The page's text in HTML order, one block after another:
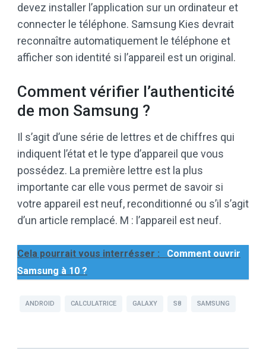
devez installer l’application sur un ordinateur et
connecter le téléphone. Samsung Kies devrait
reconnaître automatiquement le téléphone et
afficher son identité si l’appareil est un original.
Comment vérifier l’authenticité
de mon Samsung ?
Il s’agit d’une série de lettres et de chiffres qui
indiquent l’état et le type d’appareil que vous
possédez. La première lettre est la plus
importante car elle vous permet de savoir si
votre appareil est neuf, reconditionné ou s’il s’agit
d’un article remplacé. M : l’appareil est neuf.
Cela pourrait vous interrésser :
Comment ouvrir
Samsung à 10 ?
ANDROID CALCULATRICE GALAXY S8 SAMSUNG